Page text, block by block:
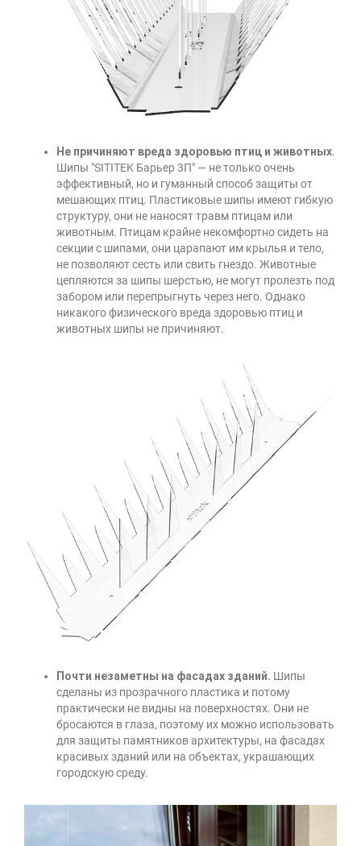
Не причиняют вреда здоровью птиц и животных.
Шипы "SITITEK Барьер 3П" — не только очень
эффективный, но и гуманный способ защиты от
мешающих птиц. Пластиковые шипы имеют гибкую
структуру, они не наносят травм птицам или
животным. Птицам крайне некомфортно сидеть на
секции с шипами, они царапают им крылья и тело,
не позволяют сесть или свить гнездо. Животные
цепляются за шипы шерстью, не могут пролезть под
забором или перепрыгнуть через него. Однако
никакого физического вреда здоровью птиц и
животных шипы не причиняют.
Почти незаметны на фасадах зданий. Шипы
сделаны из прозрачного пластика и потому
практически не видны на поверхностях. Они не
бросаются в глаза, поэтому их можно использовать
для защиты памятников архитектуры, на фасадах
красивых зданий или на объектах, украшающих
городскую среду.